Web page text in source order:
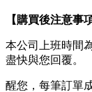
【購買後注意事
本公司上班時間
盡快與您回覆。
醒您，每筆訂單